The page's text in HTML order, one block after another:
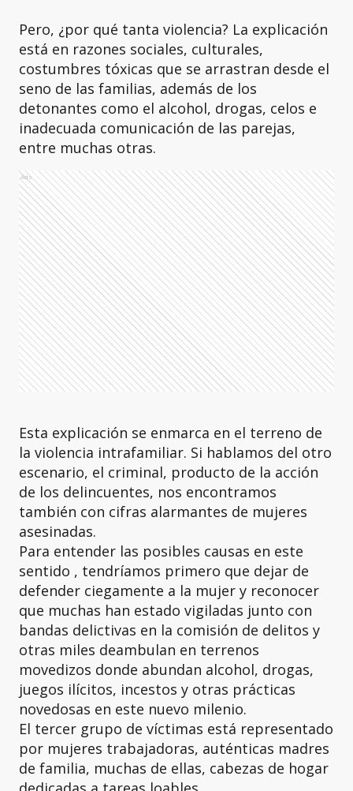
Pero, ¿por qué tanta violencia? La explicación
está en razones sociales, culturales,
costumbres tóxicas que se arrastran desde el
seno de las familias, además de los
detonantes como el alcohol, drogas, celos e
inadecuada comunicación de las parejas,
entre muchas otras.
Ads
Esta explicación se enmarca en el terreno de
la violencia intrafamiliar. Si hablamos del otro
escenario, el criminal, producto de la acción
de los delincuentes, nos encontramos
también con cifras alarmantes de mujeres
asesinadas.
Para entender las posibles causas en este
sentido , tendríamos primero que dejar de
defender ciegamente a la mujer y reconocer
que muchas han estado vigiladas junto con
bandas delictivas en la comisión de delitos y
otras miles deambulan en terrenos
movedizos donde abundan alcohol, drogas,
juegos ilícitos, incestos y otras prácticas
novedosas en este nuevo milenio.
El tercer grupo de víctimas está representado
por mujeres trabajadoras, auténticas madres
de familia, muchas de ellas, cabezas de hogar